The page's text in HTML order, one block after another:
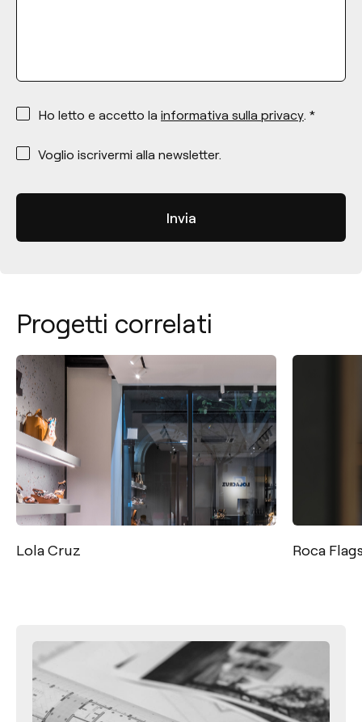
*
Ho letto e accetto la informativa sulla privacy. *
*
Voglio iscrivermi alla newsletter.
Progetti correlati
Lola Cruz Roca